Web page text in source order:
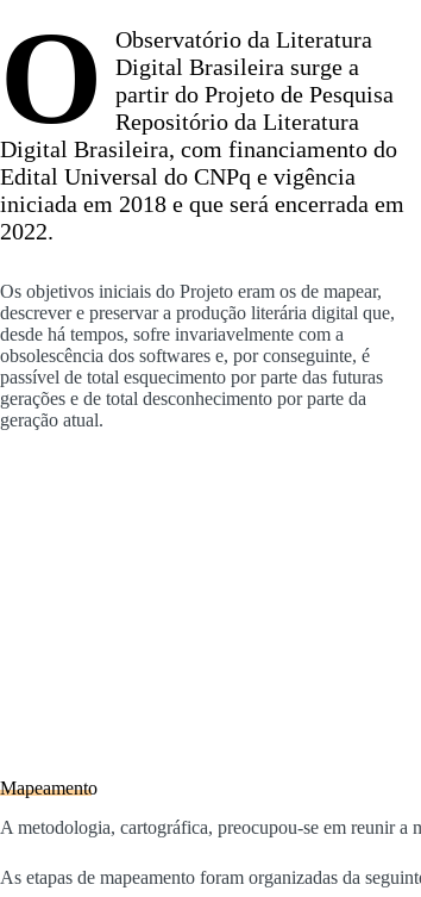
O
Observatório da Literatura
Digital Brasileira surge a
partir do Projeto de Pesquisa
Repositório da Literatura
Digital Brasileira, com financiamento do
Edital Universal do CNPq e vigência
iniciada em 2018 e que será encerrada em
2022.
Os objetivos iniciais do Projeto eram os de mapear,
descrever e preservar a produção literária digital que,
desde há tempos, sofre invariavelmente com a
obsolescência dos softwares e, por conseguinte, é
passível de total esquecimento por parte das futuras
gerações e de total desconhecimento por parte da
geração atual.
Mapeamento
A metodologia, cartográfica, preocupou-se em reunir a
As etapas de mapeamento foram organizadas da